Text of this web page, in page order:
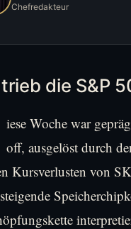
Chefredakteur
die S&P
iese Woche war
off, ausgelöst durch
Kursverlusten von